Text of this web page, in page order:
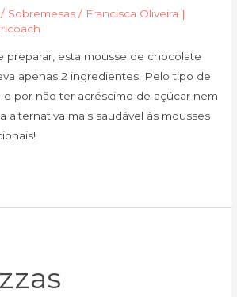
/ Sobremesas / Francisca Oliveira |
preparar, esta mousse de chocolate
apenas 2 ingredientes. Pelo tipo de
por não ter acréscimo de açúcar nem
alternativa mais saudável às mousses